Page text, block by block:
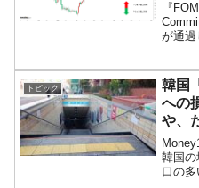
『
が通過
0.25
し、
上昇
トピック
韓国
への
や、
韓国の
口の